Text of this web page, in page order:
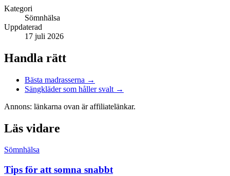
Kategori
Sömnhälsa
Uppdaterad
17 juli 2026
Handla rätt
Bästa madrasserna →
Sängkläder som håller svalt →
Annons: länkarna ovan är affiliatelänkar.
Läs vidare
Sömnhälsa
Tips för att somna snabbt